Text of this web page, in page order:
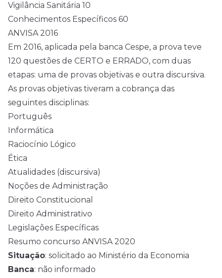
Vigilância Sanitária 10
Conhecimentos Específicos 60
ANVISA 2016
Em 2016, aplicada pela banca Cespe, a prova teve
120 questões de CERTO e ERRADO, com duas
etapas: uma de provas objetivas e outra discursiva.
As provas objetivas tiveram a cobrança das
seguintes disciplinas:
Português
Informática
Raciocínio Lógico
Ética
Atualidades (discursiva)
Noções de Administração
Direito Constitucional
Direito Administrativo
Legislações Específicas
Resumo concurso ANVISA 2020
Situação: solicitado ao Ministério da Economia
Banca: não informado